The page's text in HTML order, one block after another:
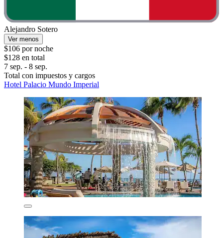
Alejandro Sotero
Ver menos
$106 por noche
$128 en total
7 sep. - 8 sep.
Total con impuestos y cargos
Hotel Palacio Mundo Imperial